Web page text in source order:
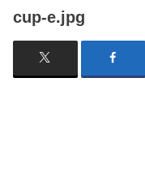
cup-e.jpg